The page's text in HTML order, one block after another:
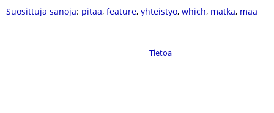
Suosittuja sanoja: pitää, feature, yhteistyö, which, matka, maa
Tietoa